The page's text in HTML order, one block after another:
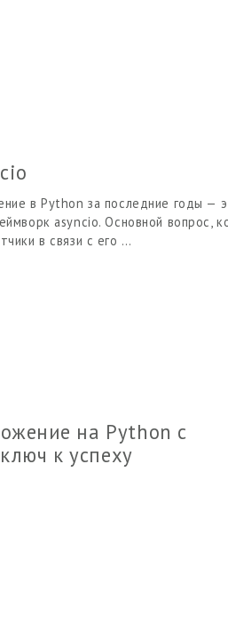
в Python за последние годы —
asyncio. Основной вопрос,
в связи с его …
на Python c
к успеху